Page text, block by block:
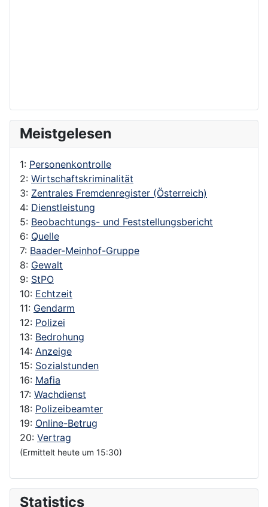
Meistgelesen
1: Personenkontrolle
2: Wirtschaftskriminalität
3: Zentrales Fremdenregister (Österreich)
4: Dienstleistung
5: Beobachtungs- und Feststellungsbericht
6: Quelle
7: Baader-Meinhof-Gruppe
8: Gewalt
9: StPO
10: Echtzeit
11: Gendarm
12: Polizei
13: Bedrohung
14: Anzeige
15: Sozialstunden
16: Mafia
17: Wachdienst
18: Polizeibeamter
19: Online-Betrug
20: Vertrag
(Ermittelt heute um 15:30)
Statistics